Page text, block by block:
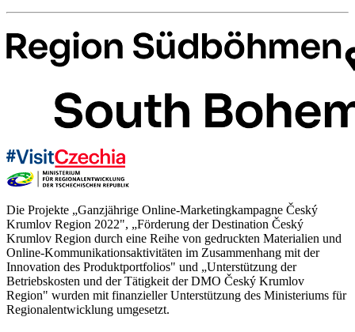
Die Projekte „Ganzjährige Online-Marketingkampagne Český
Krumlov Region 2022", „Förderung der Destination Český
Krumlov Region durch eine Reihe von gedruckten Materialien und
Online-Kommunikationsaktivitäten im Zusammenhang mit der
Innovation des Produktportfolios" und „Unterstützung der
Betriebskosten und der Tätigkeit der DMO Český Krumlov
Region" wurden mit finanzieller Unterstützung des Ministeriums für
Regionalentwicklung umgesetzt.